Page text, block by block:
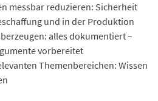
messbar reduzieren: Sicherheit
und in der Produktion
alles dokumentiert –
vorbereitet
Themenbereichen: Wissen